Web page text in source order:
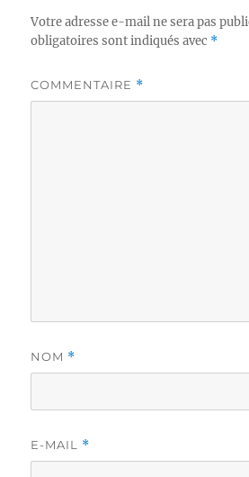
Votre adresse e-mail ne sera pas
obligatoires sont indiqués avec *
COMMENTAIRE *
NOM *
E-MAIL *